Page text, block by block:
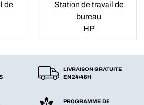
de
Station de travail de
bureau
HP
LIVRAISON GRATUITE
EN 24/48H
PROGRAMME DE